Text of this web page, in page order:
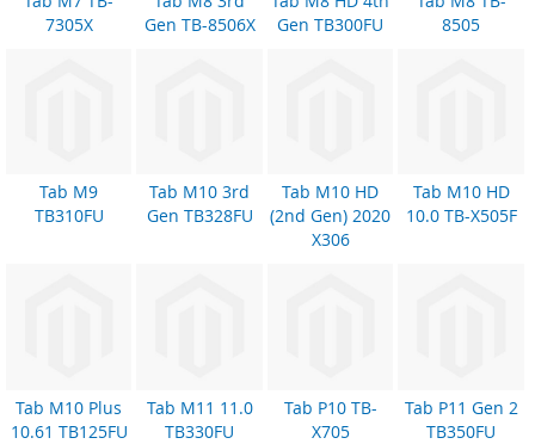
7305X
Gen TB-8506X
Gen TB300FU
8505
Tab M9
TB310FU
Tab M10 3rd
Gen TB328FU
Tab M10 HD
(2nd Gen) 2020
X306
Tab M10 HD
10.0 TB-X505F
Tab M10 Plus
10.61 TB125FU
Tab M11 11.0
TB330FU
Tab P10 TB-
X705
Tab P11 Gen 2
TB350FU